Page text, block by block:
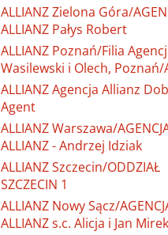
ALLIANZ Zielona Góra/
ALLIANZ Pałys Robert
ALLIANZ Poznań/Filia
Wasilewski i Olech, Poznań/
ALLIANZ Agencja Allianz
Agent
ALLIANZ Warszawa/
ALLIANZ - Andrzej Idziak
ALLIANZ Szczecin/ODDZIAŁ
SZCZECIN 1
ALLIANZ Nowy Sącz/
ALLIANZ s.c. Alicja i Jan Mirek